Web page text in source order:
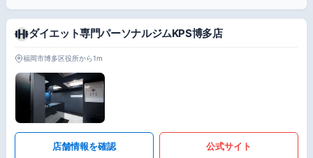
ダイエット専門パーソナルジムKPS博多店
福岡市博多区役所から1m
店舗情報を確認 公式サイト